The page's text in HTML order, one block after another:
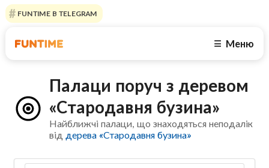
FUNTIME В TELEGRAM
☰ Меню
Палаци поруч з деревом
«Стародавня бузина»
Найближчі палаци, що знаходяться неподалік
від дерева «Стародавня бузина»